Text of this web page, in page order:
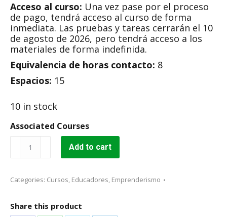
Acceso al curso: Una vez pase por el proceso
de pago, tendrá acceso al curso de forma
inmediata. Las pruebas y tareas cerrarán el 10
de agosto de 2026, pero tendrá acceso a los
materiales de forma indefinida.
Equivalencia de horas contacto: 8
Espacios: 15
10 in stock
Associated Courses
creativo
Add to cart
Categories: Cursos, Educadores, Emprenderismo
Share this product